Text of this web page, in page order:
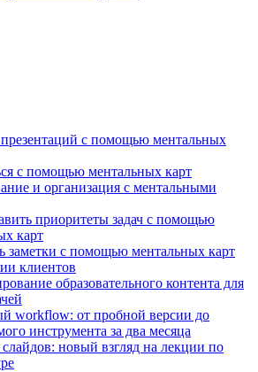
с помощью ментальных
с помощью ментальных карт
и организация с ментальными
приоритеты задач с помощью
карт
заметки с помощью ментальных карт
клиентов
образовательного контента для
workflow: от пробной версии до
инструмента за два месяца
слайдов: новый взгляд на лекции по